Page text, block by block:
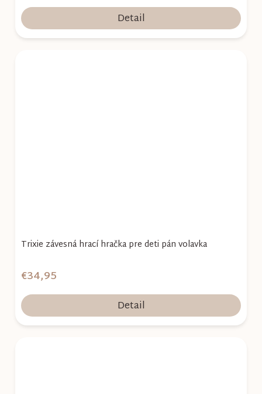
Detail
Trixie závesná hrací hračka pre deti pán volavka
€34,95
Detail